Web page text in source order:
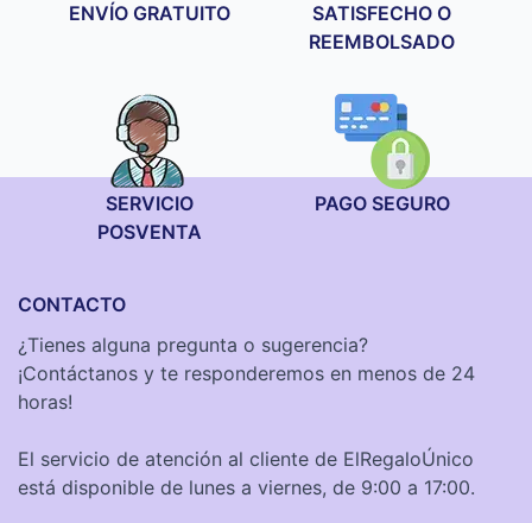
ENVÍO GRATUITO
SATISFECHO O
REEMBOLSADO
SERVICIO
POSVENTA
PAGO SEGURO
CONTACTO
¿Tienes alguna pregunta o sugerencia?
¡Contáctanos y te responderemos en menos de 24
horas!
El servicio de atención al cliente de ElRegaloÚnico
está disponible de lunes a viernes, de 9:00 a 17:00.